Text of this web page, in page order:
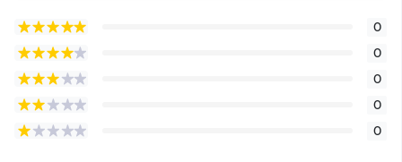
0
0
0
0
0